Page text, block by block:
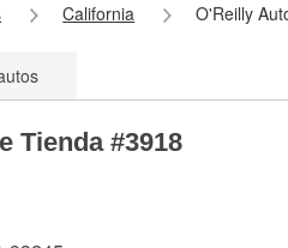
California O'Reilly
Tienda #3918